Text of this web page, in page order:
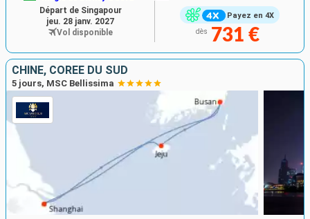
Payez en 4X
dès 731 €
Départ de Singapour
jeu. 28 janv. 2027
Vol disponible
CHINE, CORÉE DU SUD
5 jours, MSC Bellissima